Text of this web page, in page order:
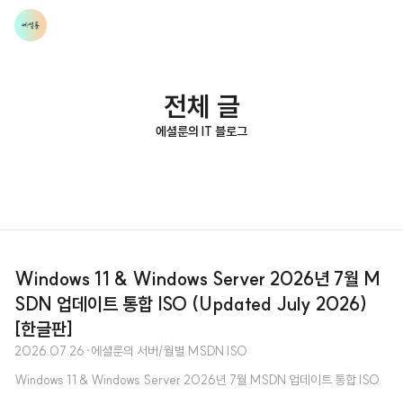
전체 글
에셜룬의 IT 블로그
Windows 11 & Windows Server 2026년 7월 M
SDN 업데이트 통합 ISO (Updated July 2026)
[한글판]
2026.07.26 ·에셜룬의 서버/월별 MSDN ISO
Windows 11 & Windows Server 2026년 7월 MSDN 업데이트 통합 ISO